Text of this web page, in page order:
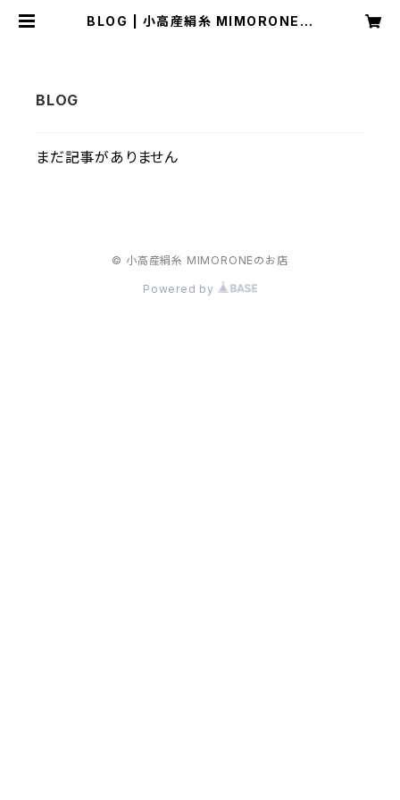
BLOG | 小高産絹糸 MIMORONEの
まだ記事がありません
© 小高産絹糸 MIMORONEのお店
Powered by